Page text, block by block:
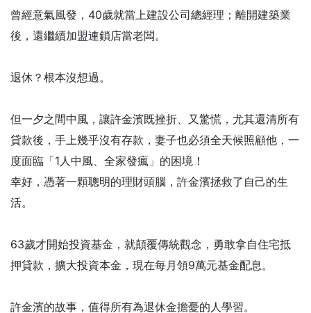
曾經意氣風發，40歲就當上建設公司總經理；離開建築業
後，還繼續加盟連鎖店當老闆。
退休？根本沒想過。
但一夕之間中風，讓許金濱既挫折、又驚慌，尤其還清所有
貸款後，手上幾乎沒有存款，妻子也必須全天候照顧他，一
度面臨「1人中風、全家發瘋」的困境！
幸好，憑著一顆聰明的理財頭腦，許金濱拯救了自己的生
活。
63歲才開始投資基金，就顛覆傳統觀念，勇敢拿自住宅抵
押貸款，擴大投資本金，現在每月領9萬元基金配息。
許金濱的故事，值得所有為退休金擔憂的人學習。